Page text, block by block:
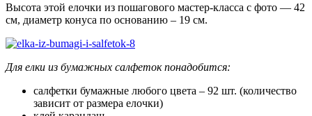
Высота этой елочки из пошагового мастер-класса с фото — 42
см, диаметр конуса по основанию – 19 см.
Для елки из бумажных салфеток понадобится:
салфетки бумажные любого цвета – 92 шт. (количество
зависит от размера елочки)